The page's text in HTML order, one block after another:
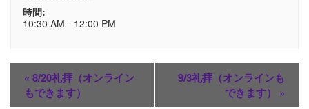
時間:
10:30 AM - 12:00 PM
« 8/20礼拝（オンライン
もできます）
9/3礼拝（オンラインも
できます） »